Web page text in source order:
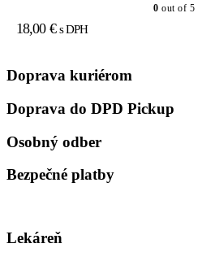
0 out of 5
18,00 € s DPH
Doprava kuriérom
Doprava do DPD Pickup
Osobný odber
Bezpečné platby
Lekáreň